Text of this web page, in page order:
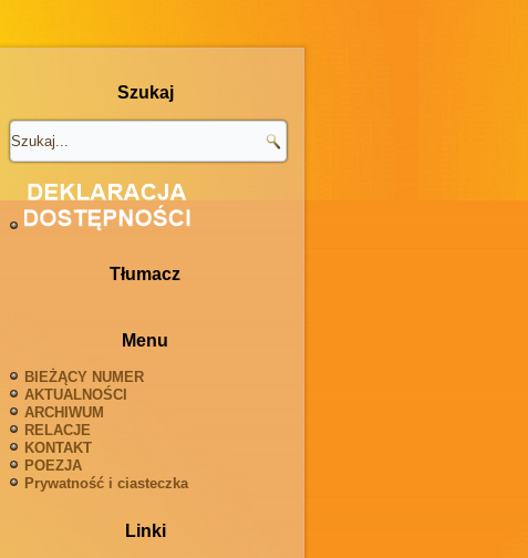
Szukaj
Tłumacz
Menu
BIEŻĄCY NUMER
AKTUALNOŚCI
ARCHIWUM
RELACJE
KONTAKT
POEZJA
Prywatność i ciasteczka
Linki